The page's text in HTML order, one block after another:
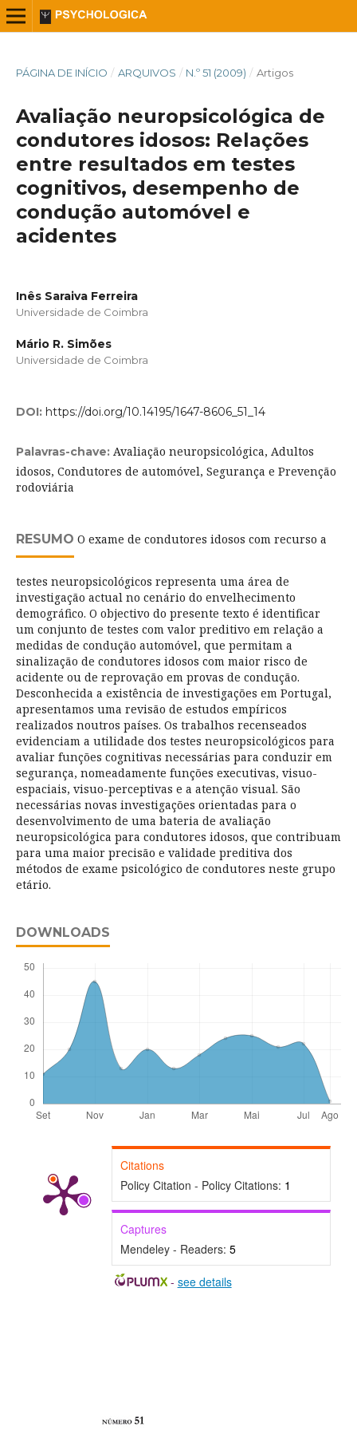
PÁGINA DE INÍCIO / ARQUIVOS / N.º 51 (2009) / Artigos
Avaliação neuropsicológica de
condutores idosos: Relações
entre resultados em testes
cognitivos, desempenho de
condução automóvel e
acidentes
Inês Saraiva Ferreira
Universidade de Coimbra
Mário R. Simões
Universidade de Coimbra
DOI: https://doi.org/10.14195/1647-8606_51_14
Palavras-chave: Avaliação neuropsicológica, Adultos
idosos, Condutores de automóvel, Segurança e Prevenção
rodoviária
RESUMO O exame de condutores idosos com recurso a
testes neuropsicológicos representa uma área de
investigação actual no cenário do envelhecimento
demográfico. O objectivo do presente texto é identificar
um conjunto de testes com valor preditivo em relação a
medidas de condução automóvel, que permitam a
sinalização de condutores idosos com maior risco de
acidente ou de reprovação em provas de condução.
Desconhecida a existência de investigações em Portugal,
apresentamos uma revisão de estudos empíricos
realizados noutros países. Os trabalhos recenseados
evidenciam a utilidade dos testes neuropsicológicos para
avaliar funções cognitivas necessárias para conduzir em
segurança, nomeadamente funções executivas, visuo-
espaciais, visuo-perceptivas e a atenção visual. São
necessárias novas investigações orientadas para o
desenvolvimento de uma bateria de avaliação
neuropsicológica para condutores idosos, que contribuam
para uma maior precisão e validade preditiva dos
métodos de exame psicológico de condutores neste grupo
etário.
DOWNLOADS
Citations
Policy Citation - Policy Citations: 1
Captures
Mendeley - Readers: 5
- see details